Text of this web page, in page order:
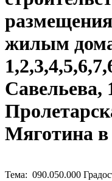
жилым
Савельева,
Мяготина в
Тема: 090.050.000